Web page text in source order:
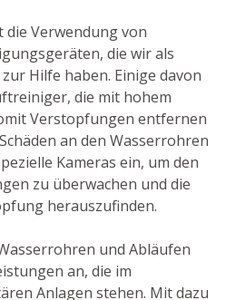
Verwendung von
die wir als
Hilfe haben. Einige davon
die mit hohem
Verstopfungen entfernen
an den Wasserrohren
Kameras ein, um den
zu überwachen und die
herauszufinden.
und Abläufen
an, die im
Anlagen stehen. Mit dazu